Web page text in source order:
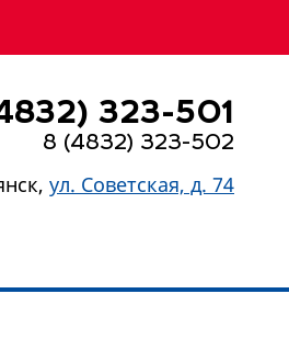
323-501
8 (4832) 323-502
ул. Советская, д. 74